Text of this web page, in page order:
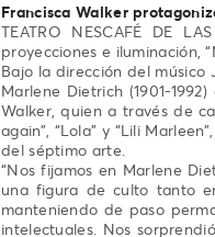
Francisca Walker
TEATRO NESCAFÉ DE
proyecciones e iluminación,
Bajo la dirección del
Marlene Dietrich (1901-
Walker, quien a través de
again”, “Lola” y “Lili
del séptimo arte.
“Nos fijamos en Marlene
una figura de culto tanto
manteniendo de paso
intelectuales. Nos